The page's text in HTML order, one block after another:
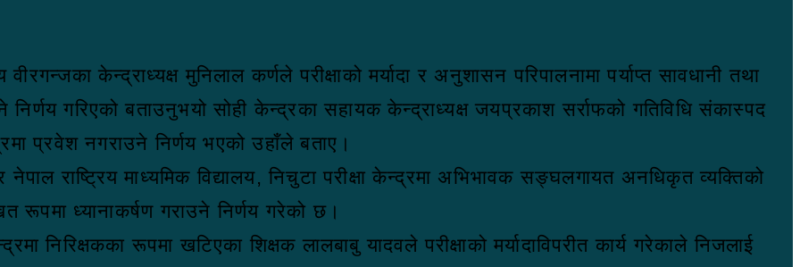
केन्द्राध्यक्ष मुनिलाल कर्णले परीक्षाको मर्यादा र अनुशासन परिपालनामा पर्याप्त सावधानी तथा
गरिएको बताउनुभयो सोही केन्द्रका सहायक केन्द्राध्यक्ष जयप्रकाश सर्राफको गतिविधि संकास्पद
प्रवेश नगराउने निर्णय भएको उहाँले बताए।
नेपाल राष्ट्रिय माध्यमिक विद्यालय, निचुटा परीक्षा केन्द्रमा अभिभावक सङ्घलगायत अनधिकृत व्यक्तिको
रूपमा ध्यानाकर्षण गराउने निर्णय गरेको छ।
निरिक्षकका रूपमा खटिएका शिक्षक लालबाबु यादवले परीक्षाको मर्यादाविपरीत कार्य गरेकाले निजलाई